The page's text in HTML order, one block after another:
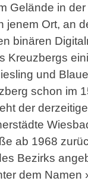
Gelände in
jenem Ort, an
binären
Kreuzbergs
und
schon im
der
ab 1968
Bezirks
dem Namen